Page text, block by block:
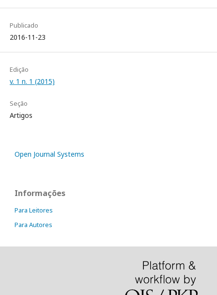
Publicado
2016-11-23
Edição
v. 1 n. 1 (2015)
Seção
Artigos
Open Journal Systems
Informações
Para Leitores
Para Autores